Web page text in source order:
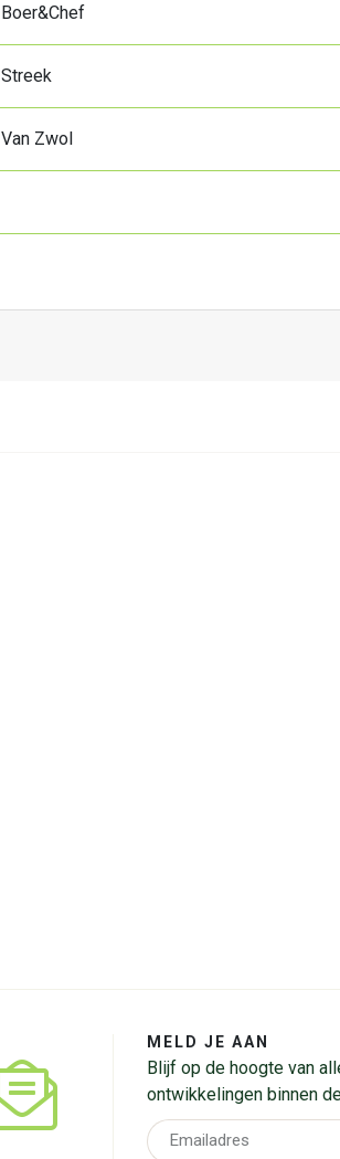
Boer&Chef
Streek
Van Zwol
MELD JE AAN
Blijf op de hoogte van
ontwikkelingen binnen